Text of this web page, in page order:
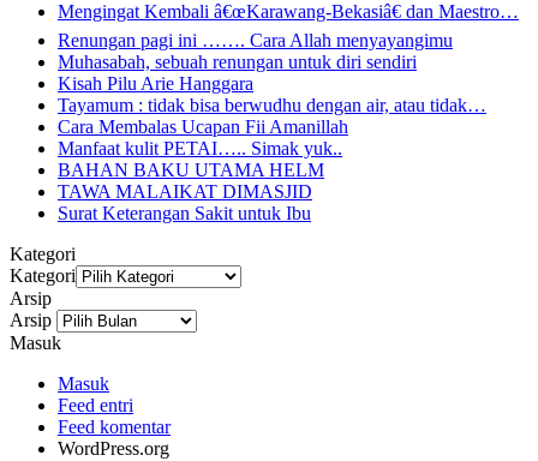
Mengingat Kembali â€œKarawang-Bekasiâ€ dan Maestro…
Renungan pagi ini ……. Cara Allah menyayangimu
Muhasabah, sebuah renungan untuk diri sendiri
Kisah Pilu Arie Hanggara
Tayamum : tidak bisa berwudhu dengan air, atau tidak…
Cara Membalas Ucapan Fii Amanillah
Manfaat kulit PETAI….. Simak yuk..
BAHAN BAKU UTAMA HELM
TAWA MALAIKAT DIMASJID
Surat Keterangan Sakit untuk Ibu
Kategori
Kategori
Arsip
Arsip
Masuk
Masuk
Feed entri
Feed komentar
WordPress.org